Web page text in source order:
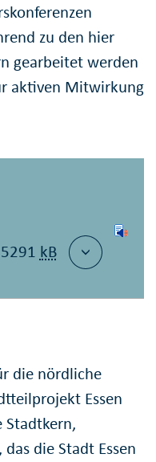
zu den hier
gearbeitet werden
aktiven Mitwirkung
kB
die nördliche
Essen
Stadtkern,
die Stadt Essen